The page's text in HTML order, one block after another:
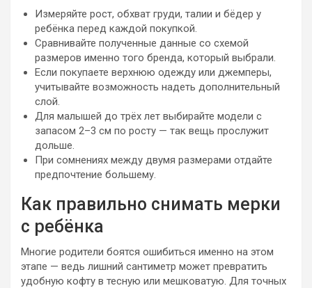
Измеряйте рост, обхват груди, талии и бёдер у
ребёнка перед каждой покупкой.
Сравнивайте полученные данные со схемой
размеров именно того бренда, который выбрали.
Если покупаете верхнюю одежду или джемперы,
учитывайте возможность надеть дополнительный
слой.
Для малышей до трёх лет выбирайте модели с
запасом 2–3 см по росту — так вещь прослужит
дольше.
При сомнениях между двумя размерами отдайте
предпочтение большему.
Как правильно снимать мерки
с ребёнка
Многие родители боятся ошибиться именно на этом
этапе — ведь лишний сантиметр может превратить
удобную кофту в тесную или мешковатую. Для точных